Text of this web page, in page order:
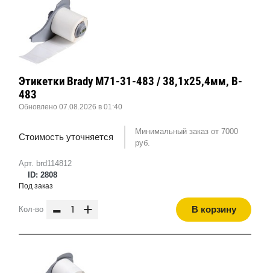
Арт. brd114812
ID: 2808
Этикетки Brady M71-31-483 / 38,1x25,4мм, B-
483
Обновлено 07.08.2026 в 01:40
Стоимость уточняется
Минимальный заказ от 7000
руб.
Под заказ
Кол-во - + В корзину